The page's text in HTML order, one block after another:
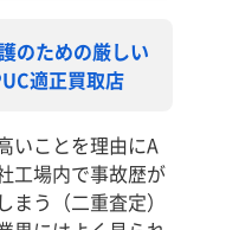
のための厳しい
適正買取店
いことを理由にA
工場内で事故歴が
う（二重査定）